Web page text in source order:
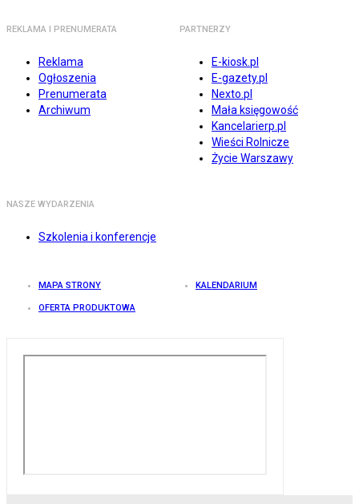
REKLAMA I PRENUMERATA
Reklama
Ogłoszenia
Prenumerata
Archiwum
PARTNERZY
E-kiosk.pl
E-gazety.pl
Nexto.pl
Mała księgowość
Kancelarierp.pl
Wieści Rolnicze
Życie Warszawy
NASZE WYDARZENIA
Szkolenia i konferencje
MAPA STRONY KALENDARIUM
OFERTA PRODUKTOWA